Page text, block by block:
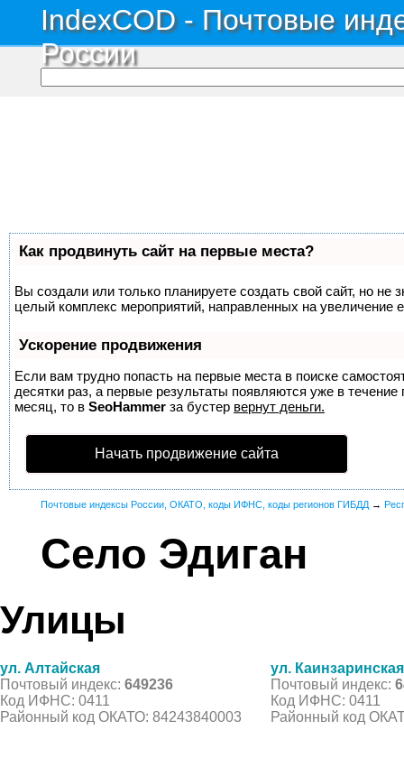
IndexCOD - Почтовые
России
Как продвинуть сайт на первые места?
Вы создали или только планируете создать свой сайт, но не
целый комплекс мероприятий, направленных на увеличение
Ускорение продвижения
Если вам трудно попасть на первые места в поиске
десятки раз, а первые результаты появляются уже в
месяц, то в SeoHammer за бустер вернут деньги.
Начать продвижение сайта
Почтовые индексы России, ОКАТО, коды ИФНС, коды регионов ГИБДД →
Село Эдиган
Улицы
ул. Алтайская
Почтовый индекс: 649236
Код ИФНС: 0411
Районный код ОКАТО: 84243840003
ул. Каинзаринская
Почтовый индекс:
Код ИФНС: 0411
Районный код